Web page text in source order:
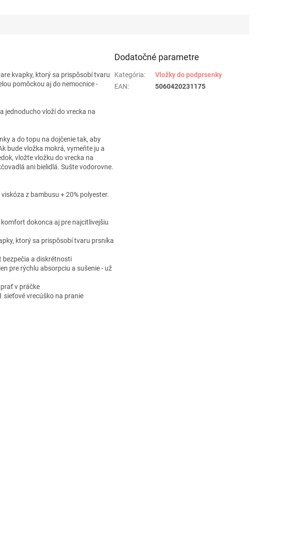
kvapky, ktorý sa prispôsobí tvaru
pomôckou aj do nemocnice -
jednoducho vloží do vrecka na
a do topu na dojčenie tak, aby
bude vložka mokrá, vymeňte ju a
vložte vložku do vrecka na
ani bielidlá. Sušte vodorovne.
z bambusu + 20% polyester.
dokonca aj pre najcitlivejšiu
ktorý sa prispôsobí tvaru prsníka
bezpečia a diskrétnosti
pre rýchlu absorpciu a sušenie - už
v práčke
sieťové vrecúško na pranie
Dodatočné parametre
Kategória:
Vložky do podprsenky
EAN: 5060420231175